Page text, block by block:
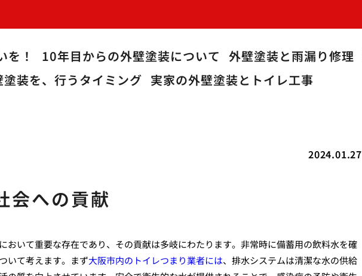
を！ 10年目からの外壁塗装について 外壁塗装と雨漏り修理
塗装を、行うタイミング 実家の外壁塗装とトイレ工事
2024.01.27
会への貢献
おいて重要な存在であり、その貢献は多岐にわたります。非常時に備蓄用の飲料水を確
いて考えます。まず大阪市内のトイレつまり業者には、排水システムは清潔な水の供給